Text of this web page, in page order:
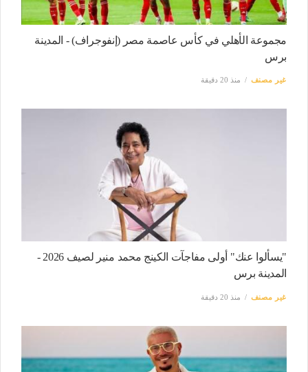
مجموعة الأهلي في كأس عاصمة مصر (إنفوجراف) - المدينة
برس
غير مصنف منذ 20 دقيقة
"يسألوا عنك" أولى مفاجآت الكينج محمد منير لصيف 2026 -
المدينة برس
غير مصنف منذ 20 دقيقة